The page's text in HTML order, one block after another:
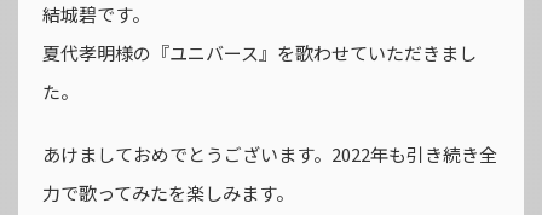
結城碧です。
夏代孝明様の『ユニバース』を歌わせていただきまし
た。
あけましておめでとうございます。2022年も引き続き全
力で歌ってみたを楽しみます。